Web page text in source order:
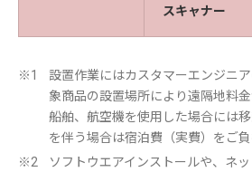
スキャナー
※1
設置作業にはカスタマーエンジニ
象商品の設置場所により遠隔地料金
船舶、航空機を使用した場合には
を伴う場合は宿泊費（実費）をご負
※2
ソフトウエアインストールや、ネ